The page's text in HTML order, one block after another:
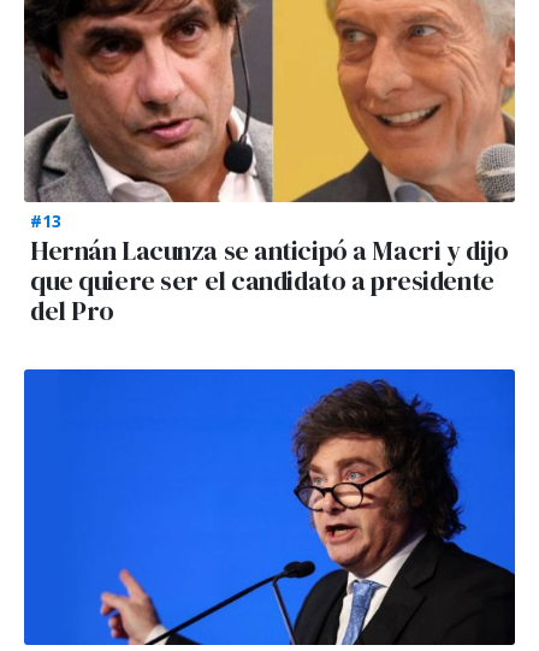
#13
Hernán Lacunza se anticipó a Macri y dijo
que quiere ser el candidato a presidente
del Pro